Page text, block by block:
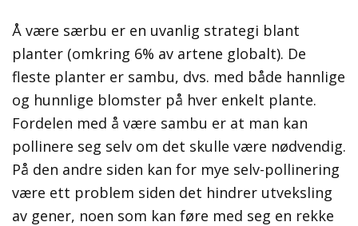
Å være særbu er en uvanlig strategi blant
planter (omkring 6% av artene globalt). De
fleste planter er sambu, dvs. med både hannlige
og hunnlige blomster på hver enkelt plante.
Fordelen med å være sambu er at man kan
pollinere seg selv om det skulle være nødvendig.
På den andre siden kan for mye selv-pollinering
være ett problem siden det hindrer utveksling
av gener, noen som kan føre med seg en rekke